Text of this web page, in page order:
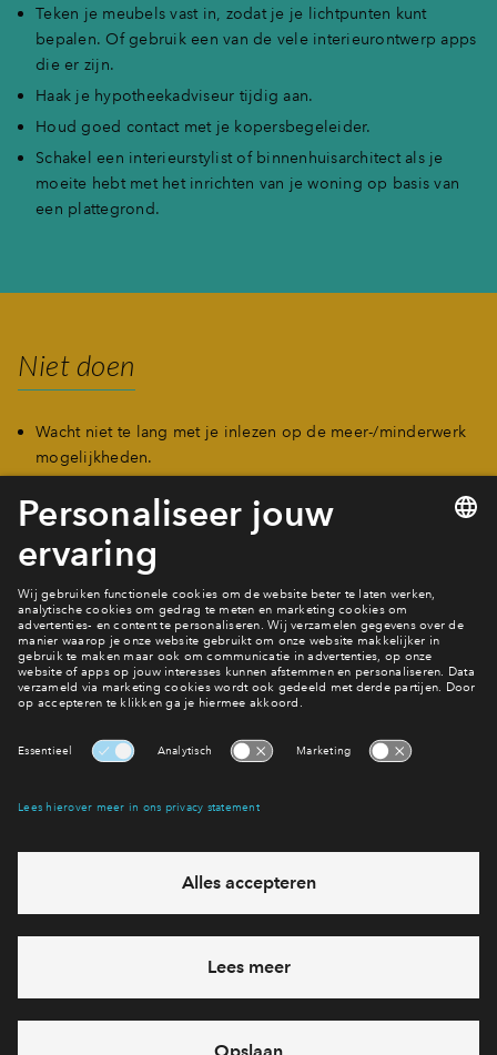
Teken je meubels vast in, zodat je je lichtpunten kunt
bepalen. Of gebruik een van de vele interieurontwerp apps
die er zijn.
Haak je hypotheekadviseur tijdig aan.
Houd goed contact met je kopersbegeleider.
Schakel een interieurstylist of binnenhuisarchitect als je
moeite hebt met het inrichten van je woning op basis van
een plattegrond.
Niet doen
Wacht niet te lang met je inlezen op de meer-/minderwerk
mogelijkheden.
gewerkt met opties waarvoor al vergunningen zijn
afgegeven en met standaarden om zo snel en foutloos
mogelijk te kunnen bouwen.
Bereid je voor
Jouw huis financieren
eventuele projecten
Ja, ik wil mij aanmelden
Heb je een vraag en wil je direct antwoord? Bel ons op088
71 22 712